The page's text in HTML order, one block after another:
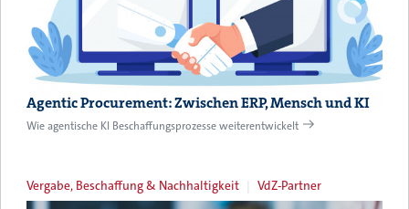
Agentic Procurement: Zwischen ERP, Mensch und KI
Wie agentische KI Beschaffungsprozesse weiterentwickelt
Vergabe, Beschaffung & Nachhaltigkeit VdZ-Partner